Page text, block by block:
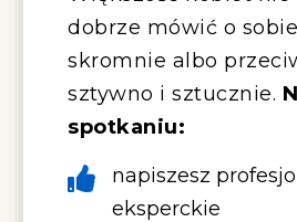
dobrze mówić o
skromnie albo
sztywno i sztucznie.
spotkaniu:
napiszesz
eksperckie